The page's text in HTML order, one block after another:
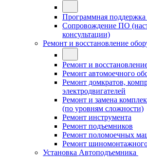
Программная
Сопровождение ПО
консультации)
Ремонт и восстановление
Ремонт и
Ремонт автомоечного
Ремонт домкратов,
электродвигателей
Ремонт и замена
(по уровням сложности)
Ремонт инструмента
Ремонт подъемников
Ремонт поломоечных
Ремонт шиномонтажного
Установка Автоподъемника